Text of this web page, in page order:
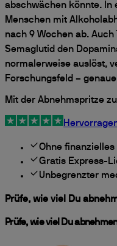
abschwächen könnte. In
Menschen mit
nach 9 Wochen ab.
Semaglutid den
normalerweise auslöst,
Forschungsfeld –
Mit der Abnehmspritze
Ohne
Gratis Express-
Unbegrenzter
Prüfe, wie viel Du
Prüfe, wie viel Du